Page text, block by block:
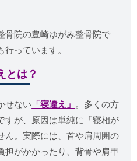
骨院の豊崎ゆがみ整骨院で
っています。
とは？
せない 「寝違え」 。多くの方
すが、原因は単純に「寝相が
ん。実際には、首や肩周囲の
担がかかったり、背骨や肩甲